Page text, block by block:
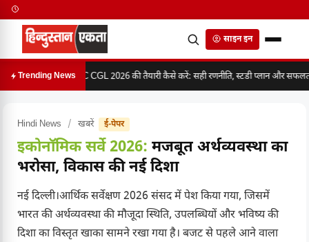
साइन इन
Trending NewsSSC CGL 2026 की तैयारी कैसे करें: सही रणनीति, स्टडी प्लान और
Hindi News / खबरें ई-पेपर
इकोनॉमिक सर्वे 2026: मजबूत अर्थव्यवस्था का
भरोसा, विकास की नई दिशा
नई दिल्ली।आर्थिक सर्वेक्षण 2026 संसद में पेश किया गया, जिसमें
भारत की अर्थव्यवस्था की मौजूदा स्थिति, उपलब्धियों और भविष्य की
दिशा का विस्तृत खाका सामने रखा गया है। बजट से पहले आने वाला